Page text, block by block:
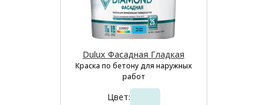
Dulux Фасадная Гладкая
Краска по бетону для наружных
работ
Цвет: